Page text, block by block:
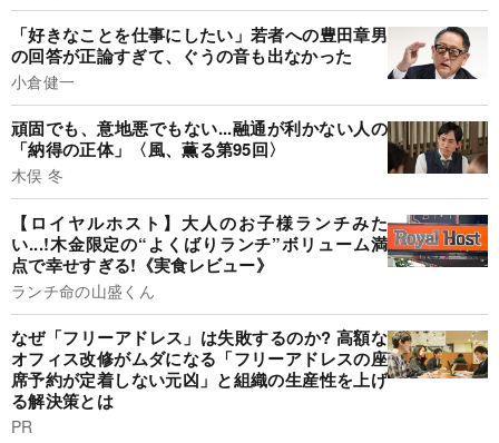
「好きなことを仕事にしたい」若者への豊田章男
の回答が正論すぎて、ぐうの音も出なかった
小倉健一
頑固でも、意地悪でもない...融通が利かない人の
「納得の正体」〈風、薫る第95回〉
木俣 冬
【ロイヤルホスト】大人のお子様ランチみた
い...!木金限定の“よくばりランチ”ボリューム満
点で幸せすぎる!《実食レビュー》
ランチ命の山盛くん
なぜ「フリーアドレス」は失敗するのか? 高額な
オフィス改修がムダになる「フリーアドレスの座
席予約が定着しない元凶」と組織の生産性を上げ
る解決策とは
PR